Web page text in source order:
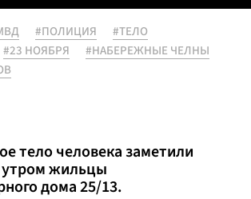
#ПОЛИЦИЯ
#ТЕЛО
#23 НОЯБРЯ
#НАБЕРЕЖНЫЕ ЧЕЛНЫ
тело человека заметили
утром жильцы
дома 25/13.